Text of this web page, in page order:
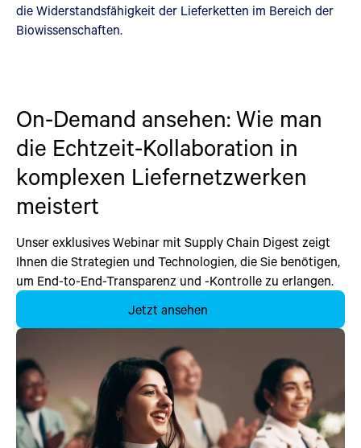
die Widerstandsfähigkeit der Lieferketten im Bereich der
Biowissenschaften.
On-Demand ansehen: Wie man
die Echtzeit-Kollaboration in
komplexen Liefernetzwerken
meistert
Unser exklusives Webinar mit Supply Chain Digest zeigt
Ihnen die Strategien und Technologien, die Sie benötigen,
um End-to-End-Transparenz und -Kontrolle zu erlangen.
Jetzt ansehen